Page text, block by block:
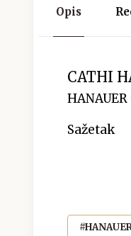
Opis
CATHI
Sažetak